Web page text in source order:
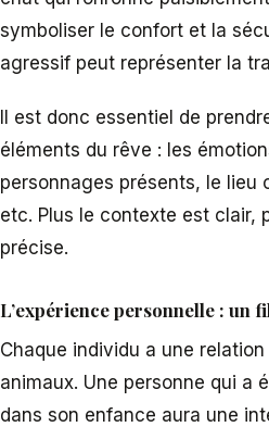
symboliser le confort et la
agressif peut représenter la
Il est donc essentiel de
éléments du rêve : les
personnages présents, le lieu
etc. Plus le contexte est clair,
précise.
L’expérience personnelle : un
Chaque individu a une
animaux. Une personne qui a
dans son enfance aura une